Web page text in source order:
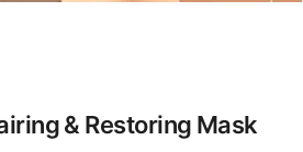
& Restoring Mask